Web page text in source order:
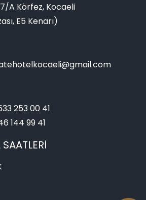
A Körfez, Kocaeli
E5 Kenarı)
253 00 41
144 99 41